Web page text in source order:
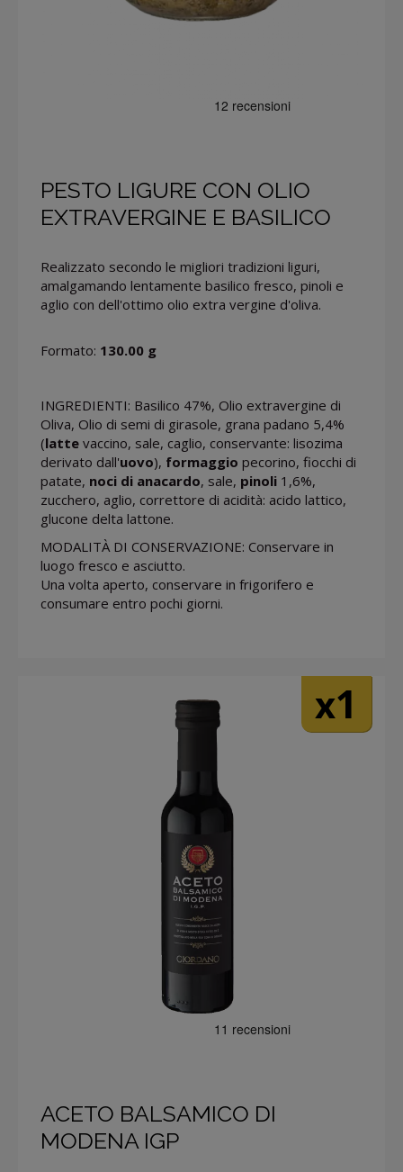
PESTO LIGURE CON OLIO
EXTRAVERGINE E BASILICO
Realizzato secondo le migliori tradizioni liguri,
amalgamando lentamente basilico fresco, pinoli e
aglio con dell'ottimo olio extra vergine d'oliva.
Formato: 130.00 g
INGREDIENTI: Basilico 47%, Olio extravergine di
Oliva, Olio di semi di girasole, grana padano 5,4%
(latte vaccino, sale, caglio, conservante: lisozima
derivato dall'uovo), formaggio pecorino, fiocchi di
patate, noci di anacardo, sale, pinoli 1,6%,
zucchero, aglio, correttore di acidità: acido lattico,
glucone delta lattone.
MODALITÀ DI CONSERVAZIONE: Conservare in
luogo fresco e asciutto.
Una volta aperto, conservare in frigorifero e
consumare entro pochi giorni.
ACETO BALSAMICO DI
MODENA IGP
x1